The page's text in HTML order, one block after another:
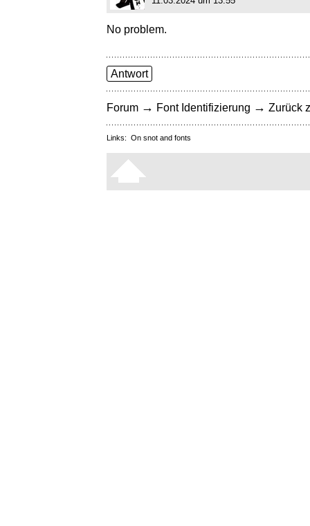
No problem.
Antwort
Forum → Font Identifizierung → Zurück
Links: On snot and fonts